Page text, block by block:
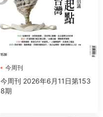
今周刊
今周刊 2026年6月11日第153
8期